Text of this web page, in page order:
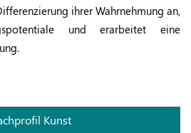
ihrer Wahrnehmung an,
und erarbeitet eine
Kunst